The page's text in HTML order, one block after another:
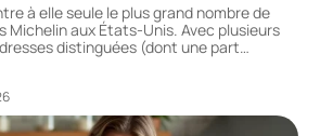
à elle seule le plus grand nombre de
Michelin aux États-Unis. Avec plusieurs
distinguées (dont une part…